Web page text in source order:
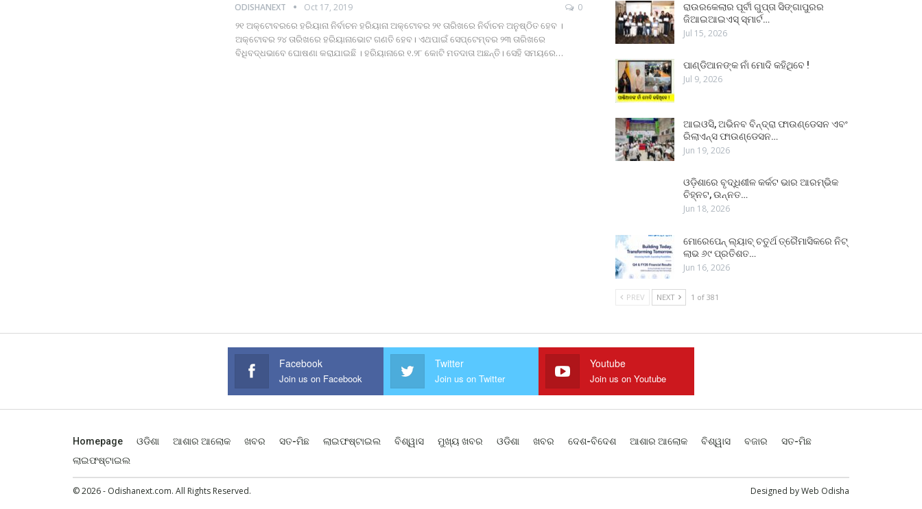
ODISHANEXT Oct 17, 2019 0
୨୧ ଅକ୍ଟୋବରରେ ହରିୟାନା ନିର୍ବାଚନ ହରିୟାନା ଅକ୍ଟୋବର ୨୧ ତାରିଖରେ ନିର୍ବାଚନ ଅନୁଷ୍ଠିତ ହେବ ।
ଅକ୍ଟୋବର ୨୪ ତାରିଖରେ ହରିୟାନାଭୋଟ ଗଣତି ହେବ। ଏଥପାଇଁ ସେପ୍ଟେମ୍ବର ୨୩ ତାରିଖରେ
ବିଧିବଦ୍ଧଭାବେ ଘୋଷଣା କରାଯାଇଛି । ହରିୟାନାରେ ୧.୨୮ କୋଟି ମତଦାତା ଅଛନ୍ତି। ସେହି ସମୟରେ…
ରାଉରକେଲାର ପୂର୍ବୀ ଗୁପ୍ତା ସିଙ୍ଗାପୁରର
ଜିଆଇଆଇଏସ୍ ସ୍ମାର୍ଟ…
Jul 15, 2026
ପାଣ୍ଡିଆନଙ୍କ ନାଁ ମୋଦି କହିଥିବେ !
Jul 9, 2026
ଆଇଓସି, ଅଭିନବ ବିନ୍ଦ୍ରା ଫାଉଣ୍ଡେସନ ଏବଂ
ରିଲାଏନ୍ସ ଫାଉଣ୍ଡେସନ…
Jun 19, 2026
ଓଡ଼ିଶାରେ ବୃଦ୍ଧିଶୀଳ କର୍କଟ ଭାର ଆରମ୍ଭିକ
ଚିହ୍ନଟ, ଉନ୍ନତ…
Jun 18, 2026
ମୋରେପେନ୍ ଲ୍ୟାବ୍ ଚତୁର୍ଥ ତ୍ରୈମାସିକରେ ନିଟ୍
ଲାଭ ୬୯ ପ୍ରତିଶତ…
Jun 16, 2026
PREV NEXT 1 of 381
Facebook
Join us on Facebook
Twitter
Join us on Twitter
Youtube
Join us on Youtube
Homepage ଓଡିଶା ଆଶାର ଆଲୋକ ଖବର ସତ-ମିଛ ଲାଇଫଷ୍ଟାଇଲ ବିଶ୍ୱାସ ମୁଖ୍ୟ ଖବର ଓଡିଶା ଖବର ଦେଶ-ବିଦେଶ ଆଶାର ଆଲୋକ ବିଶ୍ୱାସ ବଜାର
ସତ-ମିଛ
ଲାଇଫଷ୍ଟାଇଲ
© 2026 - Odishanext.com. All Rights Reserved. Designed byWeb Odisha